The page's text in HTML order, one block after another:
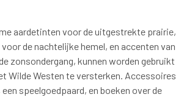
aardetinten voor de uitgestrekte prairie,
de nachtelijke hemel, en accenten van
zonsondergang, kunnen worden gebruikt
Wilde Westen te versterken. Accessoires
speelgoedpaard, en boeken over de